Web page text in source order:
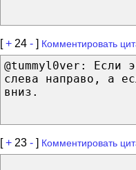
[+ 24 - ] Комментировать
@tummyl0ver: Если
слева направо, а
вниз.
[+ 23 - ] Комментировать